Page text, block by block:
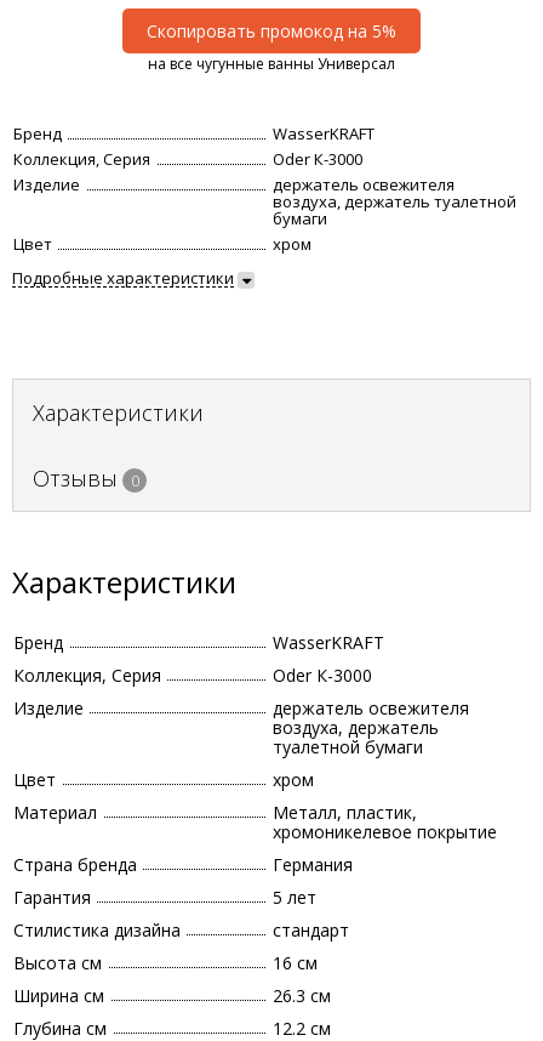
Скопировать промокод на 5%
на все чугунные ванны Универсал
Бренд
WasserKRAFT
Коллекция, Серия
Oder К-3000
Изделие
держатель освежителя
воздуха, держатель туалетной
бумаги
Цвет
хром
Подробные характеристики
Характеристики
Отзывы 0
Характеристики
Бренд
WasserKRAFT
Коллекция, Серия
Oder К-3000
Изделие
держатель освежителя
воздуха, держатель
туалетной бумаги
Цвет
хром
Материал
Металл, пластик,
хромоникелевое покрытие
Страна бренда
Германия
Гарантия
5 лет
Стилистика дизайна
стандарт
Высота см
16 см
Ширина см
26.3 см
Глубина см
12.2 см